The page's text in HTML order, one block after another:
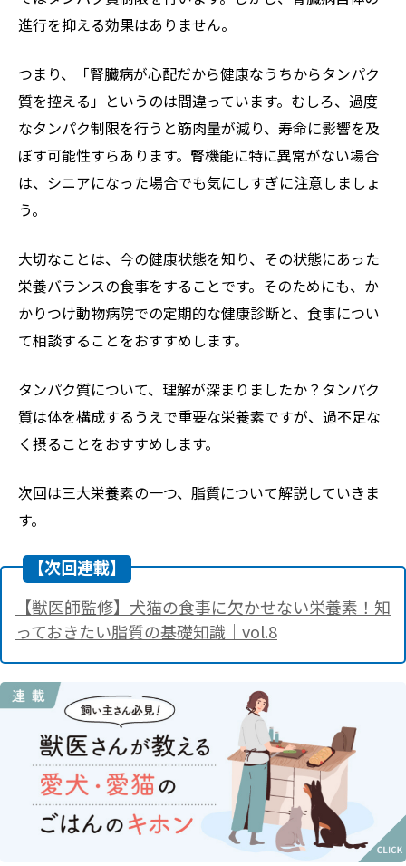
進行を抑える効果はありません。
つまり、「腎臓病が心配だから健康なうちからタンパク
質を控える」というのは間違っています。むしろ、過度
なタンパク制限を行うと筋肉量が減り、寿命に影響を及
ぼす可能性すらあります。腎機能に特に異常がない場合
は、シニアになった場合でも気にしすぎに注意しましょ
う。
大切なことは、今の健康状態を知り、その状態にあった
栄養バランスの食事をすることです。そのためにも、か
かりつけ動物病院での定期的な健康診断と、食事につい
て相談することをおすすめします。
タンパク質について、理解が深まりましたか？タンパク
質は体を構成するうえで重要な栄養素ですが、過不足な
く摂ることをおすすめします。
次回は三大栄養素の一つ、脂質について解説していきま
す。
【次回連載】
【獣医師監修】犬猫の食事に欠かせない栄養素！知
っておきたい脂質の基礎知識｜vol.8